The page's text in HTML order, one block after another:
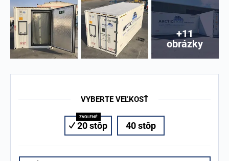
+11
obrázky
VYBERTE VEĽKOSŤ
20 stôp 40 stôp